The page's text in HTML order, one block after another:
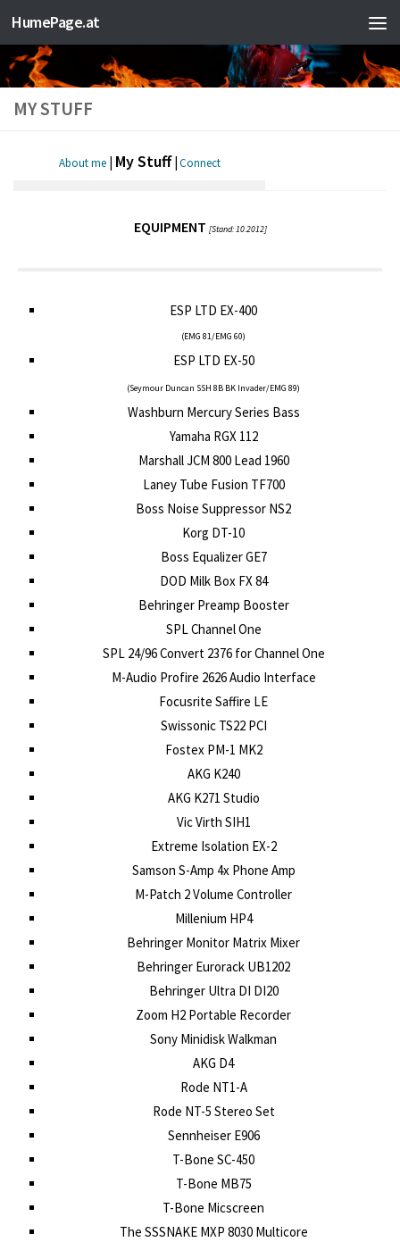
Zum Inhalt springen
HumePage.at
MY STUFF
About me| My Stuff|Connect
EQUIPMENT [Stand: 10.2012]
ESP LTD EX-400
(EMG 81/EMG 60)
ESP LTD EX-50
(Seymour Duncan SSH 8B BK Invader/EMG 89)
Washburn Mercury Series Bass
Yamaha RGX 112
Marshall JCM 800 Lead 1960
Laney Tube Fusion TF700
Boss Noise Suppressor NS2
Korg DT-10
Boss Equalizer GE7
DOD Milk Box FX 84
Behringer Preamp Booster
SPL Channel One
SPL 24/96 Convert 2376 for Channel One
M-Audio Profire 2626 Audio Interface
Focusrite Saffire LE
Swissonic TS22 PCI
Fostex PM-1 MK2
AKG K240
AKG K271 Studio
Vic Virth SIH1
Extreme Isolation EX-2
Samson S-Amp 4x Phone Amp
M-Patch 2 Volume Controller
Millenium HP4
Behringer Monitor Matrix Mixer
Behringer Eurorack UB1202
Behringer Ultra DI DI20
Zoom H2 Portable Recorder
Sony Minidisk Walkman
AKG D4
Rode NT1-A
Rode NT-5 Stereo Set
Sennheiser E906
T-Bone SC-450
T-Bone MB75
T-Bone Micscreen
The SSSNAKE MXP 8030 Multicore